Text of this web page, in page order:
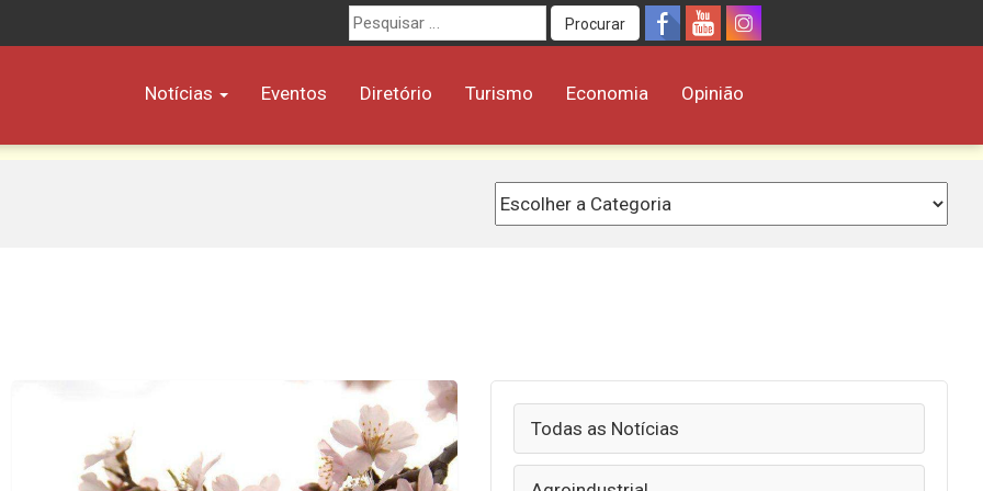
Procurar
por:
Procurar
Notícias Eventos Diretório Turismo Economia Opinião
Todas as Notícias